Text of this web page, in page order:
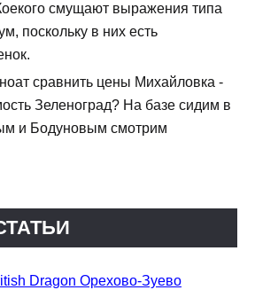
смущают выражения типа
поскольку в них есть
сравнить цены Михайловка -
Зеленоград? На базе сидим в
и Бодуновым смотрим
Dragon Орехово-Зуево